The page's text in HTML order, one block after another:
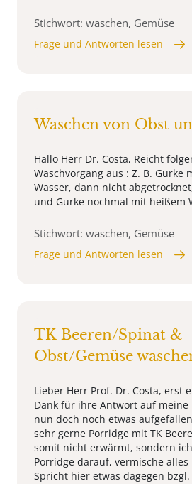
Stichwort: waschen, Gemüse
Frage und Antworten lesen
Waschen von Obst
Hallo Herr Dr. Costa, Reicht
Waschvorgang aus : Z. B. Gurke
Wasser, dann nicht
und Gurke nochmal mit heißem
Stichwort: waschen, Gemüse
Frage und Antworten lesen
TK Beeren/Spinat &
Obst/Gemüse
Lieber Herr Prof. Dr. Costa, erst
Dank für ihre Antwort auf meine
nun doch noch etwas
sehr gerne Porridge mit TK
somit nicht erwärmt, sondern
Porridge darauf, vermische
Spricht hier etwas dagegen bzgl.